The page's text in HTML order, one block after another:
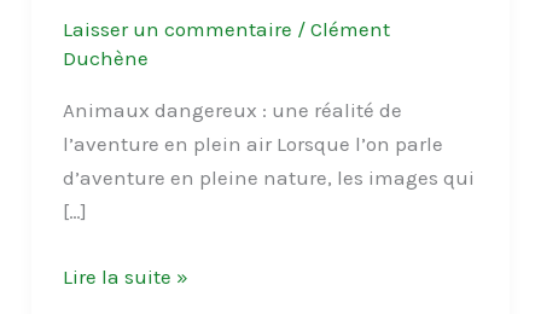
Laisser un commentaire / Clément
Duchène
Animaux dangereux : une réalité de
l’aventure en plein air Lorsque l’on parle
d’aventure en pleine nature, les images qui
[…]
Animaux
Lire la suite »